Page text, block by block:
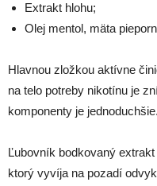
Extrakt hlohu;
Olej mentol, mäta
Hlavnou zložkou aktívne
na telo potreby nikotínu je
komponenty je jednoduchšie.
Ľubovník bodkovaný
ktorý vyvíja na pozadí